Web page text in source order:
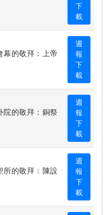
下
載
幕的敬拜：上帝
週
報
下
載
院的敬拜：銅祭
週
報
下
載
所的敬拜：陳設
週
報
下
載